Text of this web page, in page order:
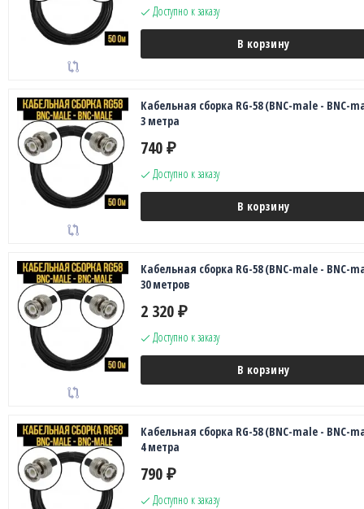
Доступно к заказу
В корзину
Кабельная сборка RG-58 (BNC-male - BNC-
3 метра
740 ₽
Доступно к заказу
В корзину
Кабельная сборка RG-58 (BNC-male - BNC-
30 метров
2 320 ₽
Доступно к заказу
В корзину
Кабельная сборка RG-58 (BNC-male - BNC-
4 метра
790 ₽
Доступно к заказу